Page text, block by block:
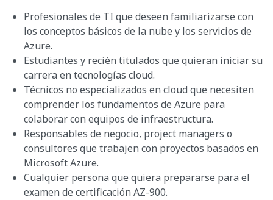
Profesionales de TI que deseen familiarizarse con
los conceptos básicos de la nube y los servicios de
Azure.
Estudiantes y recién titulados que quieran iniciar su
carrera en tecnologías cloud.
Técnicos no especializados en cloud que necesiten
comprender los fundamentos de Azure para
colaborar con equipos de infraestructura.
Responsables de negocio, project managers o
consultores que trabajen con proyectos basados en
Microsoft Azure.
Cualquier persona que quiera prepararse para el
examen de certificación AZ-900.